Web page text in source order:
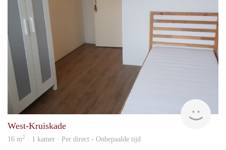
West-Kruiskade
16 m2 · 1 kamer · Per direct - Onbepaalde tijd